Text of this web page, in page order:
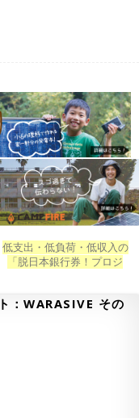
低支出・低負荷・低収入の
「脱日本銀行券！プロジ
：WARASIVE その